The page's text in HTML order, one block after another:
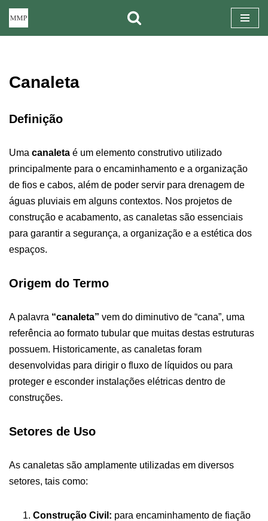
conteúdo
Canaleta
Definição
Uma canaleta é um elemento construtivo utilizado
principalmente para o encaminhamento e a organização
de fios e cabos, além de poder servir para drenagem de
águas pluviais em alguns contextos. Nos projetos de
construção e acabamento, as canaletas são essenciais
para garantir a segurança, a organização e a estética dos
espaços.
Origem do Termo
A palavra “canaleta” vem do diminutivo de “cana”, uma
referência ao formato tubular que muitas destas estruturas
possuem. Historicamente, as canaletas foram
desenvolvidas para dirigir o fluxo de líquidos ou para
proteger e esconder instalações elétricas dentro de
construções.
Setores de Uso
As canaletas são amplamente utilizadas em diversos
setores, tais como:
Construção Civil: para encaminhamento de fiação